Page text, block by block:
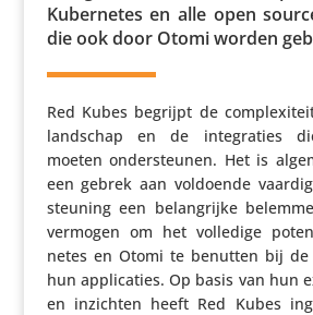
Kuber­netes en alle open
die ook door Otomi worden
Red Kubes begrijpt de
landschap en de inte­gra­ties
moeten onder­steunen. Het is
een gebrek aan voldoende
steu­ning een belang­rijke
vermogen om het volledige
netes en Otomi te benutten bij
hun appli­ca­ties. Op basis van hun
en inzichten heeft Red Kubes